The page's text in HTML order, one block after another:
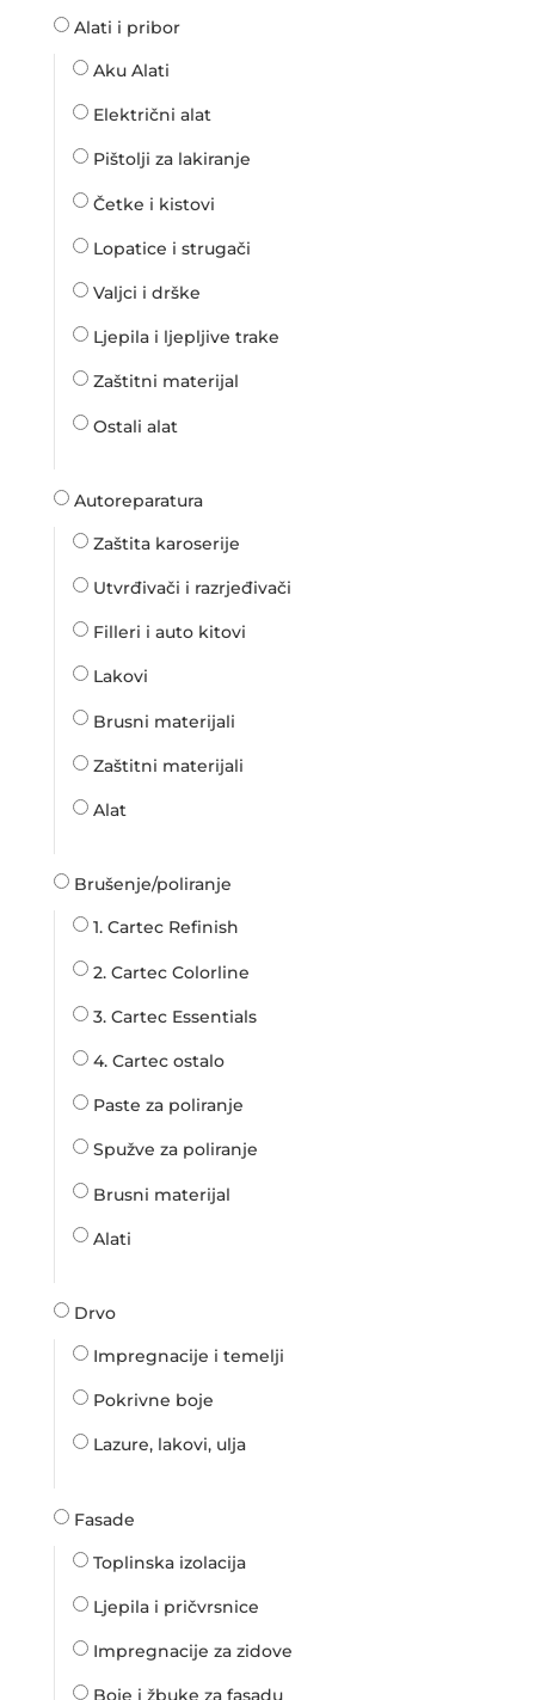
Alati i pribor
Aku Alati
Električni alat
Pištolji za lakiranje
Četke i kistovi
Lopatice i strugači
Valjci i drške
Ljepila i ljepljive trake
Zaštitni materijal
Ostali alat
Autoreparatura
Zaštita karoserije
Utvrđivači i razrjeđivači
Filleri i auto kitovi
Lakovi
Brusni materijali
Zaštitni materijali
Alat
Brušenje/poliranje
1. Cartec Refinish
2. Cartec Colorline
3. Cartec Essentials
4. Cartec ostalo
Paste za poliranje
Spužve za poliranje
Brusni materijal
Alati
Drvo
Impregnacije i temelji
Pokrivne boje
Lazure, lakovi, ulja
Fasade
Toplinska izolacija
Ljepila i pričvrsnice
Impregnacije za zidove